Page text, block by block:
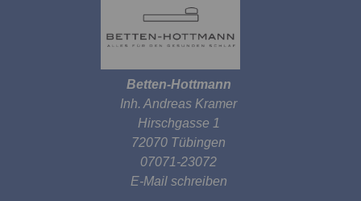
Betten-Hottmann
Inh. Andreas Kramer
Hirschgasse 1
72070 Tübingen
07071-23072
E-Mail schreiben